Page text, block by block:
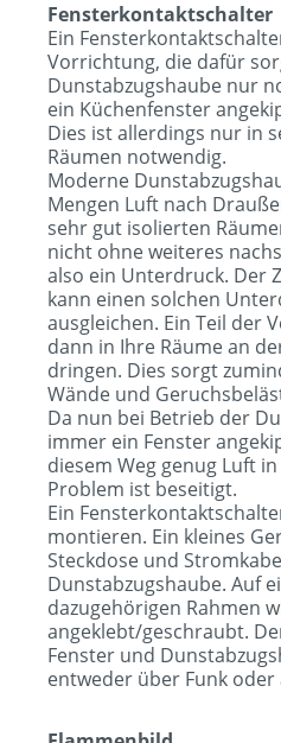
Fensterkontaktschalter
Ein
Vorrichtung, die dafür
Dunstabzugshaube nur
ein Küchenfenster
Dies ist allerdings nur in
Räumen notwendig.
Moderne
Mengen Luft nach
sehr gut isolierten
nicht ohne weiteres
also ein Unterdruck. Der
kann einen solchen
ausgleichen. Ein Teil der
dann in Ihre Räume an
dringen. Dies sorgt
Wände und
Da nun bei Betrieb der
immer ein Fenster
diesem Weg genug Luft
Problem ist beseitigt.
Ein
montieren. Ein kleines
Steckdose und
Dunstabzugshaube. Auf
dazugehörigen Rahmen
angeklebt/geschraubt.
Fenster und
entweder über Funk